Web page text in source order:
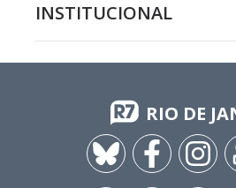
INSTITUCIONAL
RIO DE